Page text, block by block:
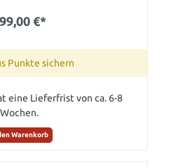
€*
Punkte sichern
eine Lieferfrist von ca. 6-8
Wochen.
Warenkorb